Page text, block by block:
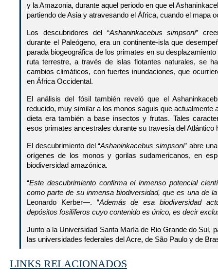
y la Amazonia, durante aquel periodo en que el
partiendo de Asia y atravesando el África, cuando el mapa
Los descubridores del “Ashaninkacebus simpsoni”
durante el Paleógeno, era un continente-isla que
parada biogeográfica de los primates en su
ruta terrestre, a través de islas flotantes naturales, se
cambios climáticos, con fuertes inundaciones, que
en África Occidental.
El análisis del fósil también reveló que el
reducido, muy similar a los monos saguis que actualmente
dieta era también a base insectos y frutas. Tales
esos primates ancestrales durante su travesía del Atlántico
El descubrimiento del “Ashaninkacebus simpsoni” abre
orígenes de los monos y gorilas sudamericanos, en
biodiversidad amazónica.
“Este descubrimiento confirma el inmenso potencial
como parte de su inmensa biodiversidad, que es una de
Leonardo Kerber—. “Además de esa biodiversidad
depósitos fosilíferos cuyo contenido es único, es decir
Junto a la Universidad Santa María de Rio Grande do Sul,
las universidades federales del Acre, de São Paulo y de
LINKS RELACIONADOS